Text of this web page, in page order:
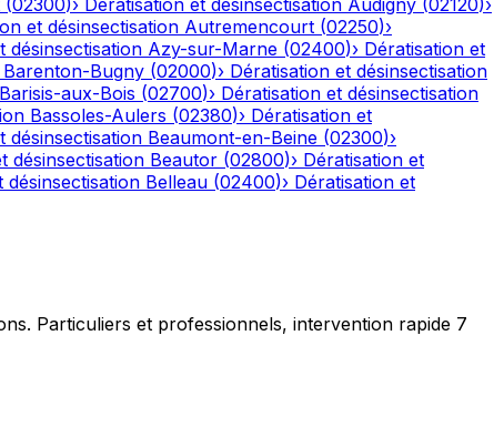
(02300)› Dératisation et désinsectisation Audigny (02120)›
et désinsectisation Autremencourt (02250)›
désinsectisation Azy-sur-Marne (02400)› Dératisation et
Barenton-Bugny (02000)› Dératisation et désinsectisation
Barisis-aux-Bois (02700)› Dératisation et désinsectisation
Bassoles-Aulers (02380)› Dératisation et
désinsectisation Beaumont-en-Beine (02300)›
désinsectisation Beautor (02800)› Dératisation et
désinsectisation Belleau (02400)› Dératisation et
Particuliers et professionnels, intervention rapide 7